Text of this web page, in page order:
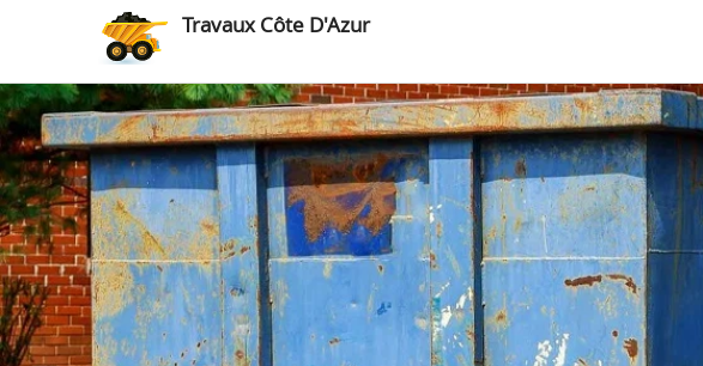
Travaux Côte D'Azur